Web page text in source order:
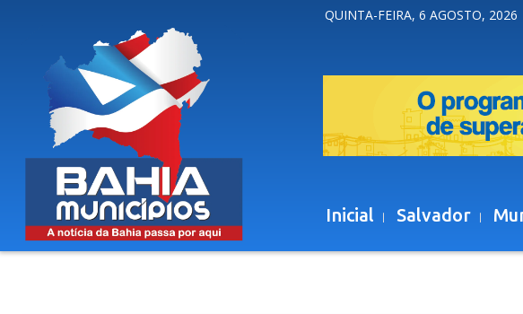
QUINTA-FEIRA, 6 AGOSTO, 2026
Inicial Salvador